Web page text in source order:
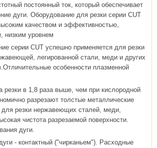
постоянный ток, который обеспечивает
дуги. Оборудование для резки серии CUT
качеством и эффективностью,
низким уровнем
серии CUT успешно применяется для резки
легированной стали, меди и других
особенности плазменной
резки в 1,8 раза выше, чем при кислородной
разрезают толстые металлические
резки нержавеющих сталей, меди,
чистота разрезаемой поверхности.
дуги.
- контактный ("чирканьем"). Расходные